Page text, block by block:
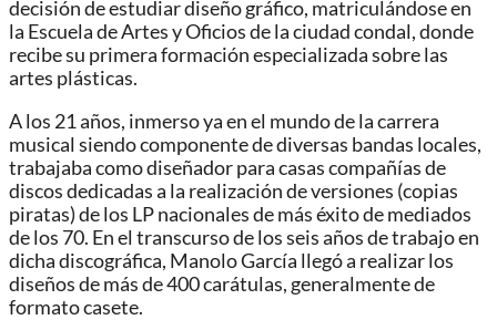
decisión de estudiar diseño gráfico, matriculándose en
la Escuela de Artes y Oficios de la ciudad condal, donde
recibe su primera formación especializada sobre las
artes plásticas.
A los 21 años, inmerso ya en el mundo de la carrera
musical siendo componente de diversas bandas locales,
trabajaba como diseñador para casas compañías de
discos dedicadas a la realización de versiones (copias
piratas) de los LP nacionales de más éxito de mediados
de los 70. En el transcurso de los seis años de trabajo en
dicha discográfica, Manolo García llegó a realizar los
diseños de más de 400 carátulas, generalmente de
formato casete.